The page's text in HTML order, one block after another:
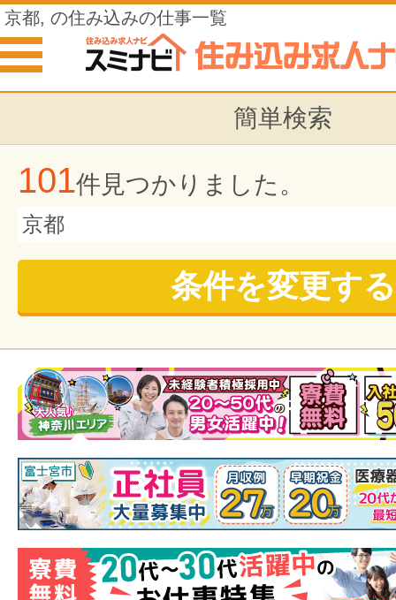
京都, の住み込みの仕事一覧
簡単検索
101件見つかりました。
京都
条件を変更する